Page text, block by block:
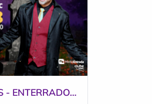
LÉO LINS - ENTERRADO VIVO